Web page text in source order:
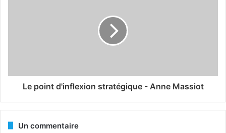
Le point d'inflexion stratégique - Anne Massiot
Un commentaire